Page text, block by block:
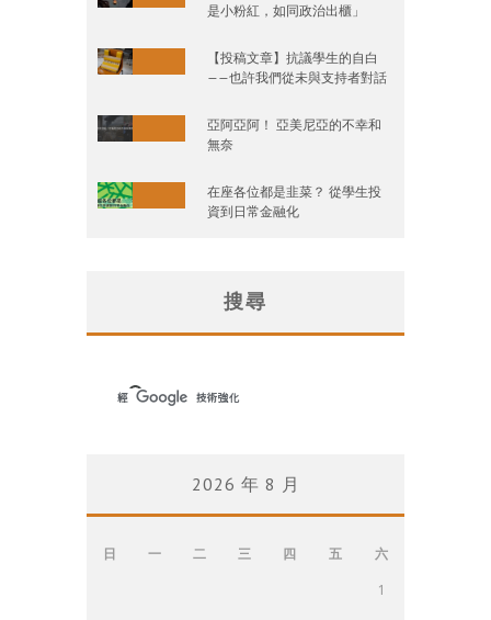
是小粉紅，如同政治出櫃」
【投稿文章】抗議學生的自白
——也許我們從未與支持者對話
亞阿亞阿！ 亞美尼亞的不幸和
無奈
在座各位都是韭菜？ 從學生投
資到日常金融化
搜尋
2026 年 8 月
日 一 二 三 四 五
六
1